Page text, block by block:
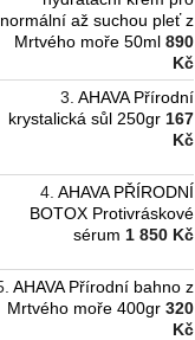
normální až suchou pleť z
Mrtvého moře 50ml 890
Kč
AHAVA Přírodní
krystalická sůl 250gr 167
Kč
AHAVA PŘÍRODNÍ
BOTOX Protivráskové
sérum 1 850 Kč
AHAVA Přírodní bahno z
Mrtvého moře 400gr 320
Kč